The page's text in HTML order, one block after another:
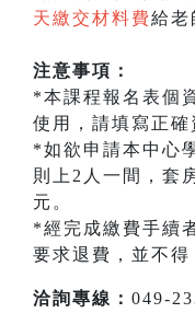
天繳交材料費給老
注意事項：
*本課程報名表個
使用，請填寫正確
*如欲申請本中心
則上2人一間，套
元。
*經完成繳費手續
要求退費，並不得
洽詢專線： 049-